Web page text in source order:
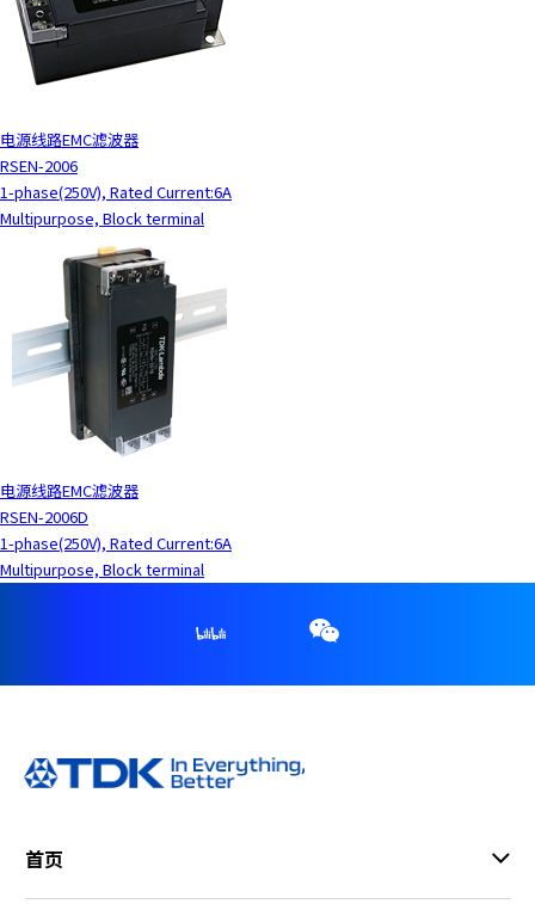
电源线路EMC滤波器
RSEN-2006
1-phase(250V), Rated Current:6A
Multipurpose, Block terminal
电源线路EMC滤波器
RSEN-2006D
1-phase(250V), Rated Current:6A
Multipurpose, Block terminal
首页